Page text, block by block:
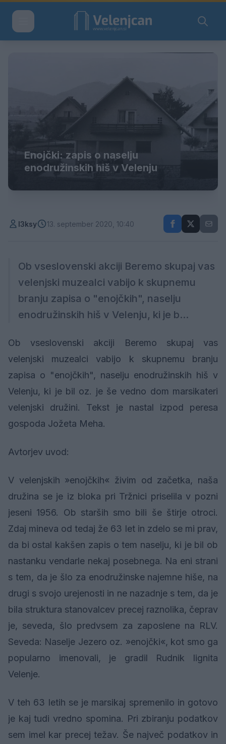
Enojčki: zapis o naselju
enodružinskih hiš v Velenju
l3ksy 13. september 2020, 10:40
Ob vseslovenski akciji Beremo skupaj vas
velenjski muzealci vabijo k skupnemu
branju zapisa o "enojčkih", naselju
enodružinskih hiš v Velenju, ki je b...
Ob vseslovenski akciji Beremo skupaj vas
velenjski muzealci vabijo k skupnemu branju
zapisa o "enojčkih", naselju enodružinskih hiš v
Velenju, ki je bil oz. je še vedno dom marsikateri
velenjski družini. Tekst je nastal izpod peresa
gospoda Jožeta Meha.
Avtorjev uvod:
V velenjskih »enojčkih« živim od začetka, naša
družina se je iz bloka pri Tržnici priselila v pozni
jeseni 1956. Ob starših smo bili še štirje otroci.
Zdaj mineva od tedaj že 63 let in zdelo se mi prav,
da bi ostal kakšen zapis o tem naselju, ki je bil ob
nastanku vendarle nekaj posebnega. Na eni strani
s tem, da je šlo za enodružinske najemne hiše, na
drugi s svojo urejenosti in ne nazadnje s tem, da je
bila struktura stanovalcev precej raznolika, čeprav
je, seveda, šlo predvsem za zaposlene na RLV.
Seveda: Naselje Jezero oz. »enojčki«, kot smo ga
popularno imenovali, je gradil Rudnik lignita
Velenje.
V teh 63 letih se je marsikaj spremenilo in gotovo
je kaj tudi vredno spomina. Pri zbiranju podatkov
sem imel kar precej težav. Še največ podatkov in